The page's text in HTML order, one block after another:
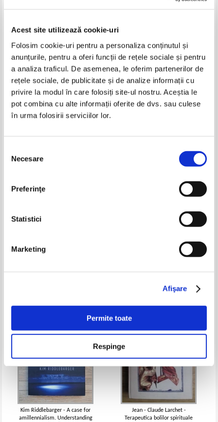
Acest site utilizează cookie-uri
Folosim cookie-uri pentru a personaliza conținutul și
anunțurile, pentru a oferi funcții de rețele sociale și pentru
a analiza traficul. De asemenea, le oferim partenerilor de
rețele sociale, de publicitate și de analize informații cu
privire la modul în care folosiți site-ul nostru. Aceștia le
pot combina cu alte informații oferite de dvs. sau culese
în urma folosirii serviciilor lor.
consimțământului
Necesare
Preferinţe
Statistici
Marketing
Afişare
Permite toate
Respinge
Teofil Paraian - Din ospatul
credintei. Raspunsuri la intrebari
Pret:45,00 Lei
Adaugă în coș
Nicaea and the future of
christianity
Pret:150,00Lei 127,50 Lei
Natalia Corlean - Parintele
Arsenie Boca, o viata inchinata
Filocalia sfintelor nevointe ale
desavarsirii (volumul 3)
-60%
Kim Riddlebarger - A case for
amillennialism. Understanding
-20%
Jean - Claude Larchet -
Terapeutica bolilor spirituale